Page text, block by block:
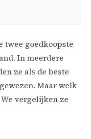
twee goedkoopste
In meerdere
ze als de beste
Maar welk
vergelijken ze